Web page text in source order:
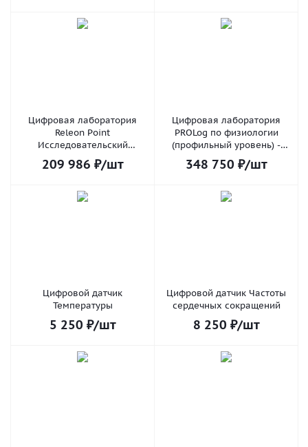
Цифровая лаборатория
Releon Point
Исследовательский
комплект по Физиологии
209 986 ₽/шт
Цифровая лаборатория
PROLog по физиологии
(профильный уровень) -
Цифровые решения
348 750 ₽/шт
Цифровой датчик
Температуры
5 250 ₽/шт
Цифровой датчик Частоты
сердечных сокращений
8 250 ₽/шт